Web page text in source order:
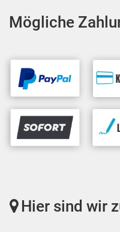
Mögliche
Hier sind wir